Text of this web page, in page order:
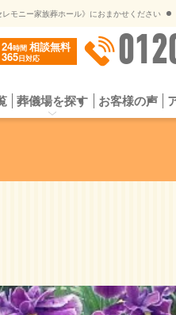
モニー家族葬ホール》におまかせください
24時間 相談無料
365日対応
選ばれる5つの理由 よくある
ラン シンプル家族葬
葬儀場を探す
一覧 提携斎場（公営斎場
お客様の声